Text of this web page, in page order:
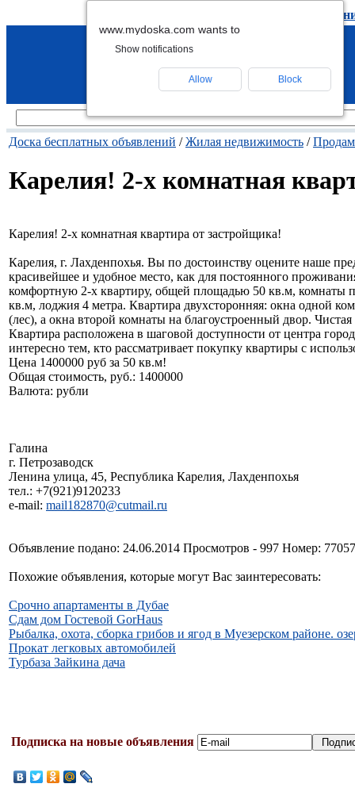
удалить
Доска бесплатных объявлений /Жилая недвижимость /Продам
Карелия! 2-х комнатная
Карелия! 2-х комнатная квартира от застройщика!
Карелия, г. Лахденпохья. Вы по достоинству оцените наше
красивейшее и удобное место, как для постоянного
комфортную 2-х квартиру, общей площадью 50 кв.м, комнаты
кв.м, лоджия 4 метра. Квартира двухсторонняя: окна одной
(лес), а окна второй комнаты на благоустроенный двор.
Квартира расположена в шаговой доступности от центра
интересно тем, кто рассматривает покупку квартиры с
Цена 1400000 руб за 50 кв.м!
Общая стоимость, руб.: 1400000
Валюта: рубли
Галина
г. Петрозаводск
Ленина улица, 45, Республика Карелия, Лахденпохья
тел.: +7(921)9120233
e-mail: mail182870@cutmail.ru
Объявление подано: 24.06.2014 Просмотров - 997 Номер:
Похожие объявления, которые могут Вас заинтересовать:
Срочно апартаменты в Дубае
Сдам дом Гостевой GorHaus
Рыбалка, охота, сборка грибов и ягод в Муезерском районе.
Прокат легковых автомобилей
Турбаза Зайкина дача
Подписка на новые объявления
www.mydoska.com wants to
Show notifications
Allow Block